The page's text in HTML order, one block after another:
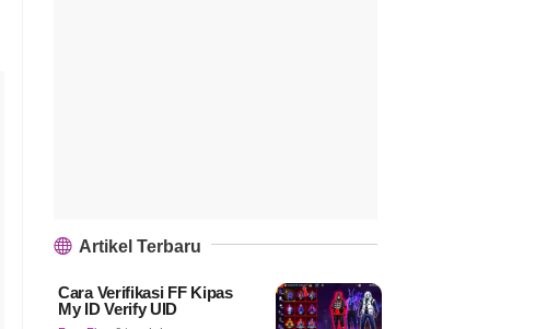
Artikel Terbaru
Cara Verifikasi FF Kipas
My ID Verify UID